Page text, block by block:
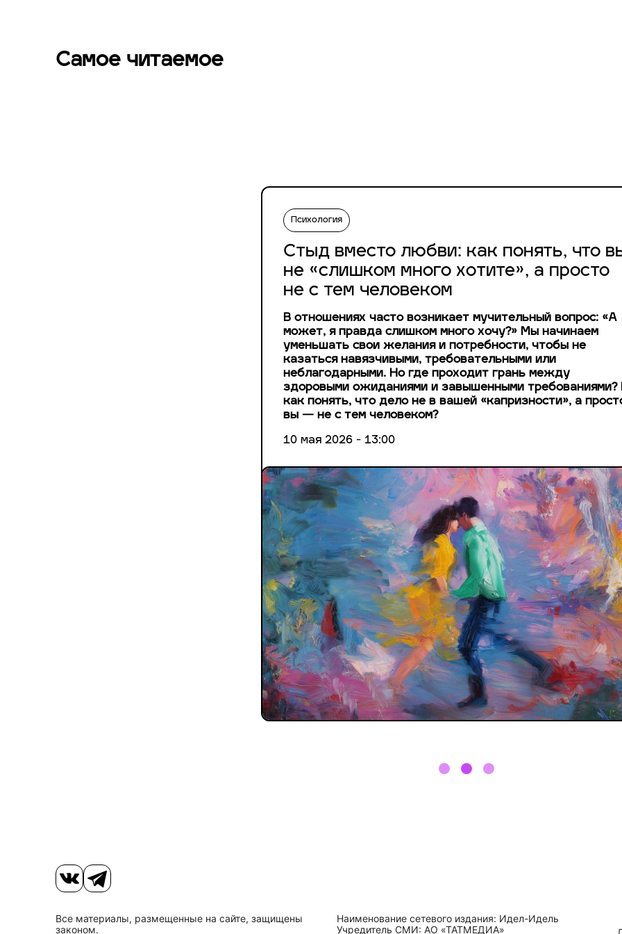
Самое читаемое
Психология
Стыд вместо любви: как понять, что
не «слишком много хотите», а просто
не с тем человеком
В отношениях часто возникает мучительный вопрос: «А
может, я правда слишком много хочу?» Мы начинаем
уменьшать свои желания и потребности, чтобы не
казаться навязчивыми, требовательными или
неблагодарными. Но где проходит грань между
здоровыми ожиданиями и завышенными требованиями?
как понять, что дело не в вашей «капризности», а
вы — не с тем человеком?
10 мая 2026 - 13:00
Все материалы, размещенные на сайте, защищены
законом.
Наименование сетевого издания: Идел-Идель
Учредитель СМИ: АО «ТАТМЕДИА»